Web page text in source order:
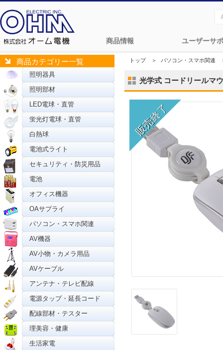
商品情報 ユーザーサ
商品カテゴリー一覧
照明器具
照明部材
LED電球・直管
蛍光灯電球・直管
白熱球
電池式ライト
セキュリティ・防災用品
電池
オフィス機器
OAサプライ
パソコン・スマホ関連
AV機器
AV小物・カメラ用品
AVケーブル
アンテナ・テレビ配線
電源タップ・延長コード
配線部材・テスター
理美容・健康
生活家電
トップ＞ パソコン・スマホ関連
光学式 コードリールマ